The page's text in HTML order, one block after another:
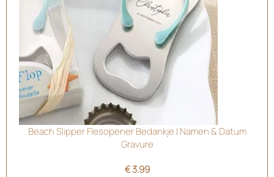
Beach Slipper Flesopener Bedankje | Namen & Datum
Gravure
€3.99